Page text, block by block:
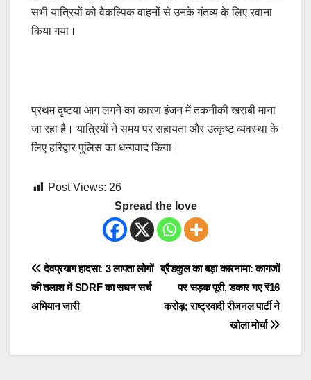
सभी यात्रियों को वैकल्पिक वाहनों से उनके गंतव्य के लिए रवाना
किया गया।
प्रथम दृष्टया आग लगने का कारण इंजन में तकनीकी खराबी माना
जा रहा है। यात्रियों ने समय पर सहायता और उत्कृष्ट व्यवस्था के
लिए हरिद्वार पुलिस का धन्यवाद किया।
Post Views: 26
Spread the love
Post
navigation
ब्रैडकुल का बड़ा कारनामा: कागजों
पर सड़क पूरी, डकार गए ₹16
करोड़; राष्ट्रवादी रीजनल पार्टी ने
खोला मोर्चा
देवप्रयाग हादसा: 3 लापता लोगों
की तलाश में SDRF का सघन सर्च
अभियान जारी